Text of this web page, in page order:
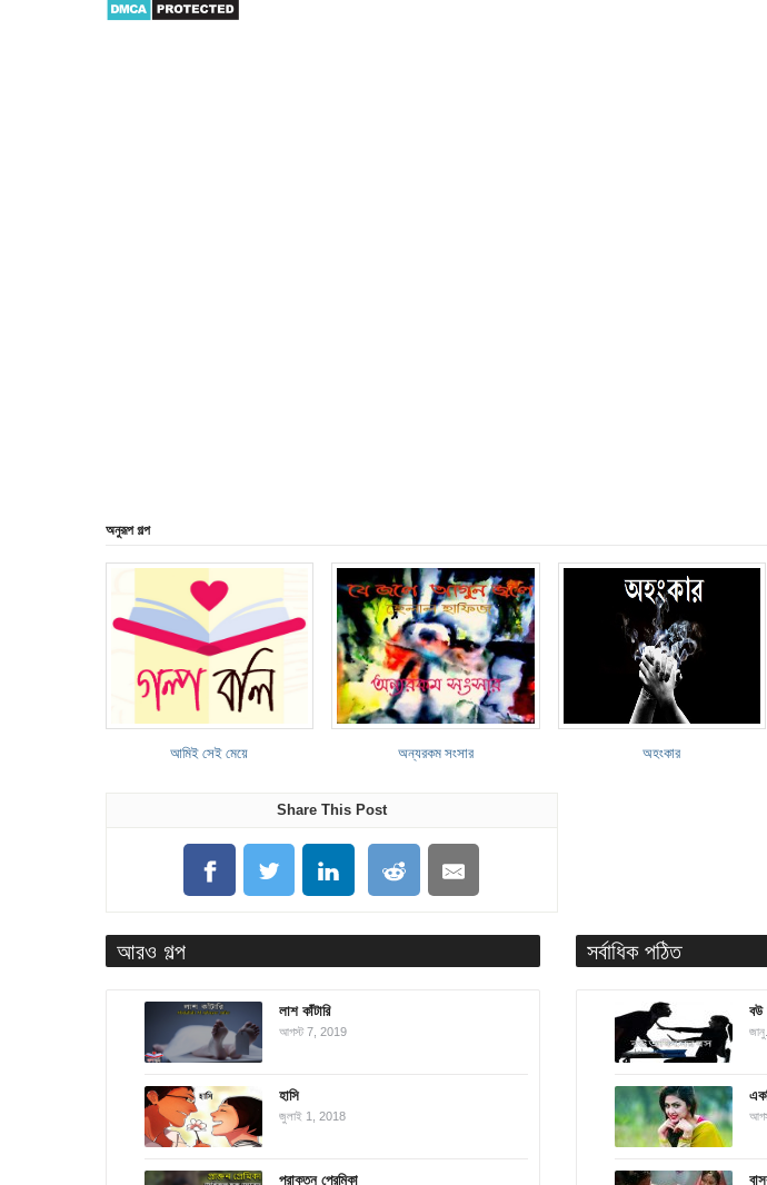
অনুরূপ গল্প
আমিই সেই মেয়ে অন্যরকম সংসার অহংকার
Share This Post
আরও গল্প
লাশ কাঁটারি
আগস্ট 7, 2019
হাসি
জুলাই 1, 2018
প্রাক্তন প্রেমিকা
সর্বাধিক পঠিত
বউ